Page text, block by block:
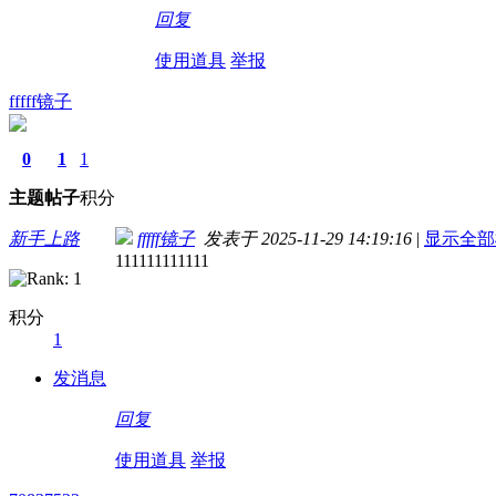
回复
使用道具 举报
fffff镜子
0
主题
1
帖子
1
积分
新手上路
积分
1
发消息
fffff镜子发表于 2025-11-29 14:19:16 | 显示全
111111111111
回复
使用道具 举报